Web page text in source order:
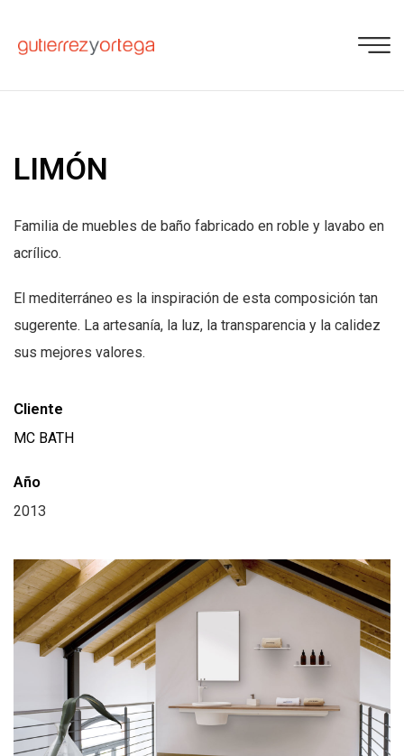
LIMÓN
Familia de muebles de baño fabricado en roble y lavabo en
acrílico.
El mediterráneo es la inspiración de esta composición tan
sugerente. La artesanía, la luz, la transparencia y la calidez
sus mejores valores.
Cliente
MC BATH
Año
2013